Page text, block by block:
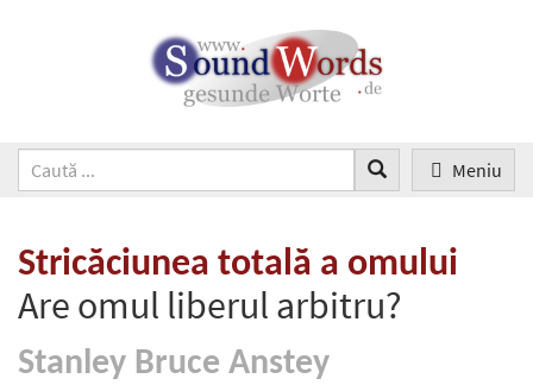
Meniu
Stricăciunea totală a omului
Are omul liberul arbitru?
Stanley Bruce Anstey